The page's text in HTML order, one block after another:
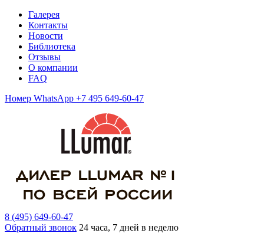
Галерея
Контакты
Новости
Библиотека
Отзывы
О компании
FAQ
Номер WhatsApp +7 495 649-60-47
8 (495) 649-60-47
Обратный звонок 24 часа, 7 дней в неделю